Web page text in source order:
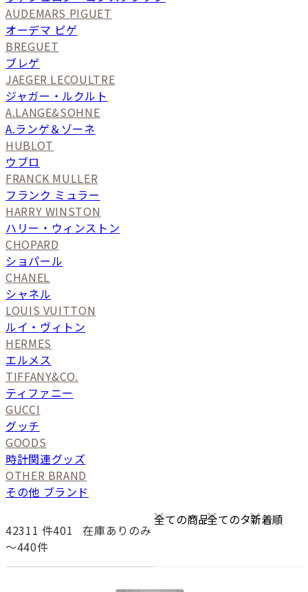
AUDEMARS PIGUET
オーデマ ピゲ
BREGUET
ブレゲ
JAEGER LECOULTRE
ジャガー・ルクルト
A.LANGE&SOHNE
A.ランゲ＆ゾーネ
HUBLOT
ウブロ
FRANCK MULLER
フランク ミュラー
HARRY WINSTON
ハリー・ウィンストン
CHOPARD
ショパール
CHANEL
シャネル
LOUIS VUITTON
ルイ・ヴィトン
HERMES
エルメス
TIFFANY&CO.
ティファニー
GUCCI
グッチ
GOODS
時計関連グッズ
OTHER BRAND
その他 ブランド
42311 件401
〜440件
在庫ありのみ